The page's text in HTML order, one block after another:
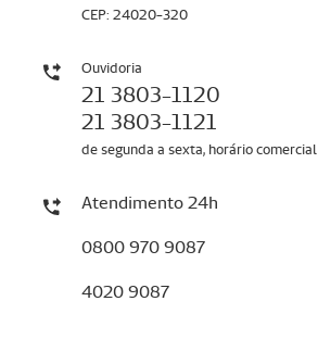
CEP: 24020-320
Ouvidoria
21 3803-1120
21 3803-1121
de segunda a sexta, horário comercial
Atendimento 24h
0800 970 9087
4020 9087